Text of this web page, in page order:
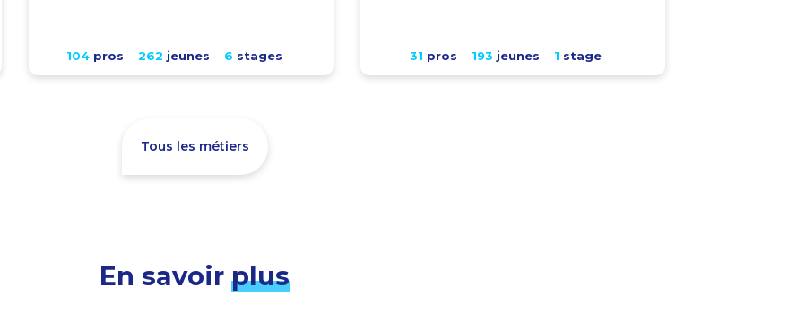
104pros 262 jeunes 6 stages 31 pros 193 jeunes 1 stage
Tous les métiers
En savoir plus